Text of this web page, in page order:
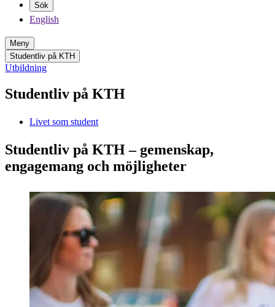
Sök
English
Meny
Studentliv på KTH
Utbildning
Studentliv på KTH
Livet som student
Studentliv på KTH – gemenskap,
engagemang och möjligheter